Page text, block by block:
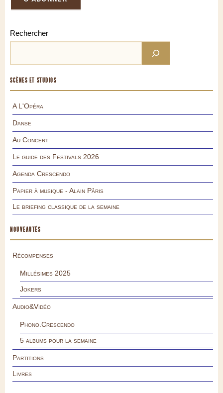
Rechercher
SCÈNES ET STUDIOS
A L'Opéra
Danse
Au Concert
Le guide des Festivals 2026
Agenda Crescendo
Papier à musique - Alain Pâris
Le briefing classique de la semaine
NOUVEAUTÉS
Récompenses
Millésimes 2025
Jokers
Audio&Vidéo
Phono.Crescendo
5 albums pour la semaine
Partitions
Livres